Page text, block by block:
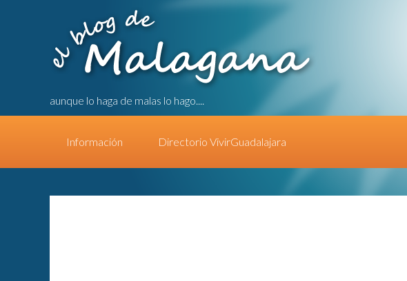
aunque lo haga de malas lo hago....
Información Directorio VivirGuadalajara